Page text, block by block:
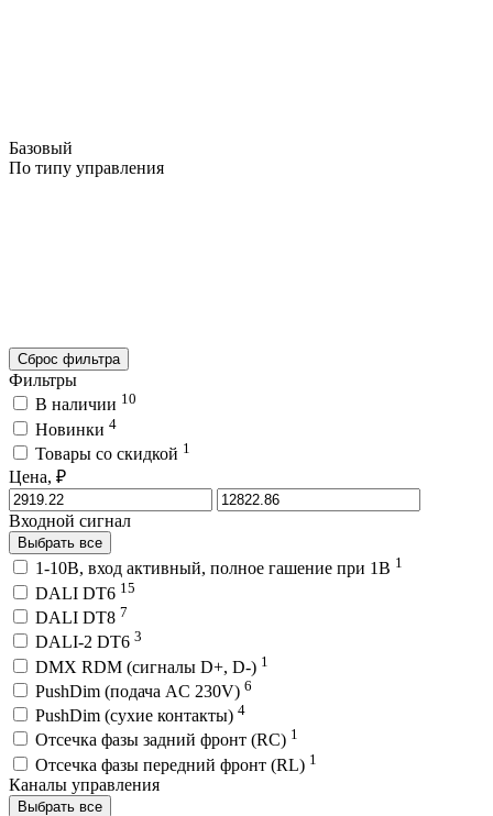
Базовый
По типу управления
Сброс фильтра
Фильтры
В наличии 10
Новинки 4
Товары со скидкой 1
Цена, ₽
Входной сигнал
Выбрать все
1-10В, вход активный, полное гашение при 1В 1
DALI DT6 15
DALI DT8 7
DALI-2 DT6 3
DMX RDM (сигналы D+, D-) 1
PushDim (подача AC 230V) 6
PushDim (сухие контакты) 4
Отсечка фазы задний фронт (RC) 1
Отсечка фазы передний фронт (RL) 1
Каналы управления
Выбрать все